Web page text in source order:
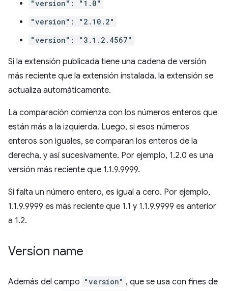
"version": "1.0"
"version": "2.10.2"
"version": "3.1.2.4567"
Si la extensión publicada tiene una cadena de versión
más reciente que la extensión instalada, la extensión se
actualiza automáticamente.
La comparación comienza con los números enteros que
están más a la izquierda. Luego, si esos números
enteros son iguales, se comparan los enteros de la
derecha, y así sucesivamente. Por ejemplo, 1.2.0 es una
versión más reciente que 1.1.9.9999.
Si falta un número entero, es igual a cero. Por ejemplo,
1.1.9.9999 es más reciente que 1.1 y 1.1.9.9999 es anterior
a 1.2.
Version name
Además del campo "version" , que se usa con fines de